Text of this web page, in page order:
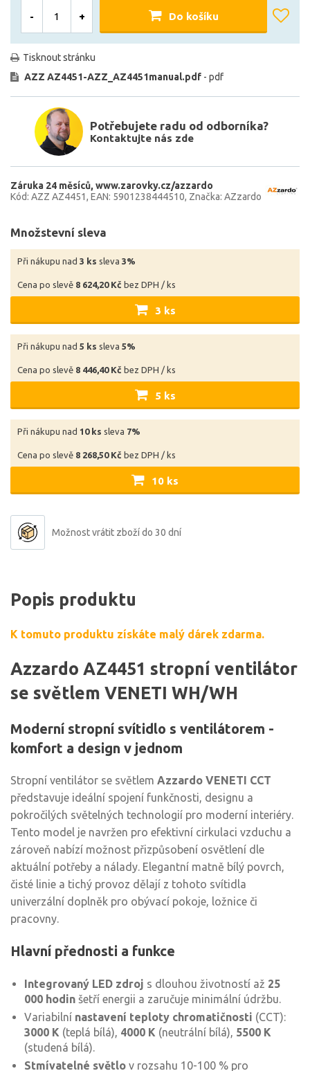
- + Do košíku
Tisknout stránku
AZZ AZ4451-AZZ_AZ4451manual.pdf - pdf
Potřebujete radu od odborníka?
Kontaktujte nás zde
Záruka 24 měsíců www.zarovky.cz/azzardo
Kód: AZZ AZ4451 EAN: 5901238444510 Značka: AZzardo
Množstevní sleva
Při nákupu nad 3 ks sleva 3%
Cena po slevě 8 624,20 Kč bez DPH / ks
3 ks
Při nákupu nad 5 ks sleva 5%
Cena po slevě 8 446,40 Kč bez DPH / ks
5 ks
Při nákupu nad 10 ks sleva 7%
Cena po slevě 8 268,50 Kč bez DPH / ks
10 ks
Možnost vrátit zboží do 30 dní
Popis produktu
K tomuto produktu získáte malý dárek zdarma.
Azzardo AZ4451 stropní ventilátor
se světlem VENETI WH/WH
Moderní stropní svítidlo s ventilátorem -
komfort a design v jednom
Stropní ventilátor se světlem Azzardo VENETI CCT
představuje ideální spojení funkčnosti, designu a
pokročilých světelných technologií pro moderní interiéry.
Tento model je navržen pro efektivní cirkulaci vzduchu a
zároveň nabízí možnost přizpůsobení osvětlení dle
aktuální potřeby a nálady. Elegantní matně bílý povrch,
čisté linie a tichý provoz dělají z tohoto svítidla
univerzální doplněk pro obývací pokoje, ložnice či
pracovny.
Hlavní přednosti a funkce
Integrovaný LED zdroj s dlouhou životností až 25
000 hodin šetří energii a zaručuje minimální údržbu.
Variabilní nastavení teploty chromatičnosti (CCT):
3000 K (teplá bílá), 4000 K (neutrální bílá), 5500 K
(studená bílá).
Stmívatelné světlo v rozsahu 10-100 % pro